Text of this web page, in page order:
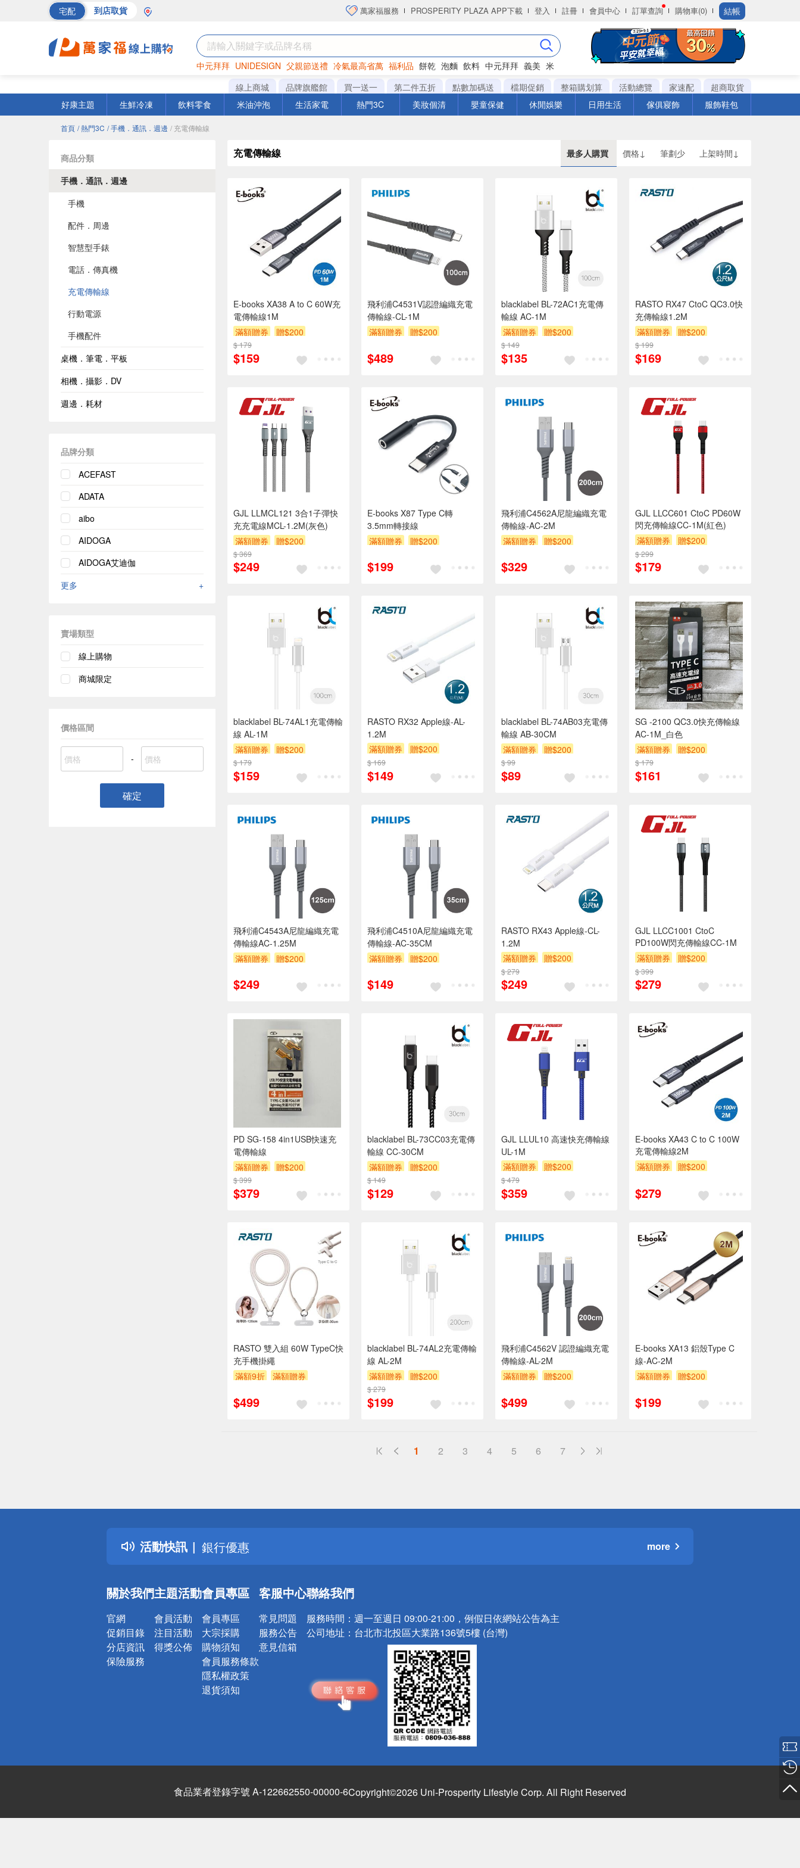
宅配 到店取貨 萬家福服務 PROSPERITY PLAZA APP下載 登入 註冊 會員中心 訂單查詢 購物車(0) 結帳
中元拜拜 UNIDESIGN 父親節送禮 冷氣最高省萬 福利品 餅乾 泡麵 飲料 中元拜拜 義美 米
罐頭 海苔 洋芋片
線上商城 品牌旗艦館 買一送一 第二件五折 點數加碼送 檔期促銷 整箱購划算 活動總覽 家速配
超商取貨
好康主題
生鮮冷凍 飲料零食 米油沖泡 生活家電 熱門3C 美妝個清 嬰童保健 休閒娛樂 日用生活 傢俱寢飾 服飾鞋包
首頁 / 熱門3C / 手機．通訊．週邊 / 充電傳輸線
商品分類
手機．通訊．週邊
手機
配件．周邊
智慧型手錶
電話．傳真機
充電傳輸線
行動電源
手機配件
桌機．筆電．平板
相機．攝影．DV
週邊．耗材
品牌分類
ACEFAST
ADATA
aibo
AIDOGA
AIDOGA艾迪伽
更多
+
賣場類型
線上購物
商城限定
價格區間
-
確定
充電傳輸線 最多人購買 價格↓ 筆劃少 上架時間↓
E-books XA38 A to C 60W充
電傳輸線1M
滿額贈券
贈$200
$ 179
$159
飛利浦C4531V認證編織充電
傳輸線-CL-1M
滿額贈券
贈$200
$489
blacklabel BL-72AC1充電傳
輸線 AC-1M
滿額贈券
贈$200
$ 149
$135
RASTO RX47 CtoC QC3.0快
充傳輸線1.2M
滿額贈券
贈$200
$ 199
$169
GJL LLMCL121 3合1子彈快
充充電線MCL-1.2M(灰色)
滿額贈券
贈$200
$ 369
$249
E-books X87 Type C轉
3.5mm轉接線
滿額贈券
贈$200
$199
飛利浦C4562A尼龍編織充電
傳輸線-AC-2M
滿額贈券
贈$200
$329
GJL LLCC601 CtoC PD60W
閃充傳輸線CC-1M(紅色)
滿額贈券
贈$200
$ 299
$179
blacklabel BL-74AL1充電傳輸
線 AL-1M
滿額贈券
贈$200
$ 179
$159
RASTO RX32 Apple線-AL-
1.2M
滿額贈券
贈$200
$ 169
$149
blacklabel BL-74AB03充電傳
輸線 AB-30CM
滿額贈券
贈$200
$ 99
$89
SG -2100 QC3.0快充傳輸線
AC-1M_白色
滿額贈券
贈$200
$ 179
$161
飛利浦C4543A尼龍編織充電
傳輸線AC-1.25M
滿額贈券
贈$200
$249
飛利浦C4510A尼龍編織充電
傳輸線-AC-35CM
滿額贈券
贈$200
$149
RASTO RX43 Apple線-CL-
1.2M
滿額贈券
贈$200
$ 279
$249
GJL LLCC1001 CtoC
PD100W閃充傳輸線CC-1M
滿額贈券
贈$200
$ 399
$279
PD SG-158 4in1USB快速充
電傳輸線
滿額贈券
贈$200
$ 399
$379
blacklabel BL-73CC03充電傳
輸線 CC-30CM
滿額贈券
贈$200
$ 149
$129
GJL LLUL10 高速快充傳輸線
UL-1M
滿額贈券
贈$200
$ 479
$359
E-books XA43 C to C 100W
充電傳輸線2M
滿額贈券
贈$200
$279
RASTO 雙入組 60W TypeC快
充手機掛繩
滿額9折
滿額贈券
$499
blacklabel BL-74AL2充電傳輸
線 AL-2M
滿額贈券
贈$200
$ 279
$199
飛利浦C4562V 認證編織充電
傳輸線-AL-2M
滿額贈券
贈$200
$499
E-books XA13 鋁殼Type C
線-AC-2M
滿額贈券
贈$200
$199
1 2 3 4 5 6 7
活動快訊
得獎公告
熱門話題
銀行優惠
偏遠地區配送
more
關於我們
官網
促銷目錄
分店資訊
保險服務
主題活動
會員活動
注目活動
得獎公佈
會員專區
會員專區
大宗採購
購物須知
會員服務條款
隱私權政策
退貨須知
客服中心
常見問題
服務公告
意見信箱
聯絡我們
服務時間： 週一至週日 09:00-21:00，例假日依網站公告為主
公司地址： 台北市北投區大業路136號5樓 (台灣)
食品業者登錄字號 A-122662550-00000-6Copyright©2026 Uni-Prosperity Lifestyle Corp. All Right Reserved